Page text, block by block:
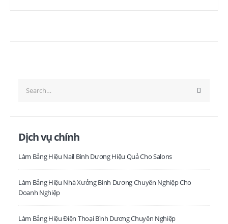
Dịch vụ chính
Làm Bảng Hiệu Nail Bình Dương Hiệu Quả Cho Salons
Làm Bảng Hiệu Nhà Xưởng Bình Dương Chuyên Nghiệp Cho
Doanh Nghiệp
Làm Bảng Hiệu Điện Thoại Bình Dương Chuyên Nghiệp